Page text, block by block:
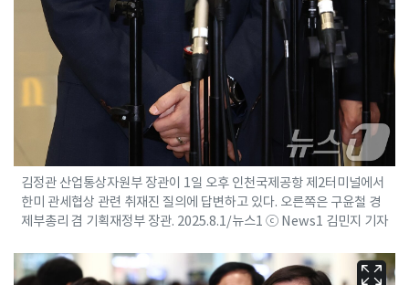
김정관 산업통상자원부 장관이 1일 오후 인천국제공항 제2터미널에서
한미 관세협상 관련 취재진 질의에 답변하고 있다. 오른쪽은 구윤철 경
제부총리 겸 기획재정부 장관. 2025.8.1/뉴스1 ⓒ News1 김민지 기자